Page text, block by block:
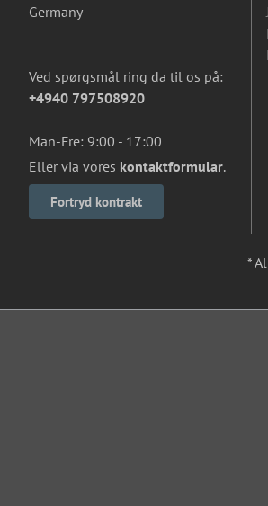
Germany
Ved spørgsmål ring da til os på:
+4940 797508920
Man-Fre: 9:00 - 17:00
Eller via vores kontaktformular.
Fortryd kontrakt
*